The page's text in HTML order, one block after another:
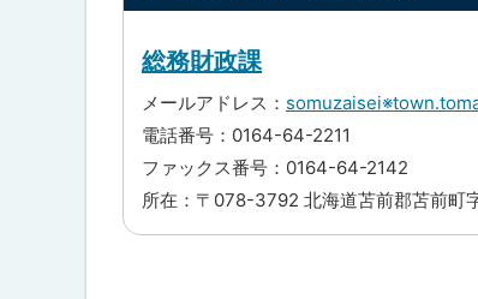
に
る
総務財政課
メールアドレス：
電話番号：0164-64-2211
ファックス番号：0164-64-2142
所在：〒078-3792 北海道苫前郡苫前町